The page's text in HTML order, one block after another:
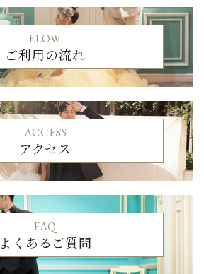
FLOW
ご利用の流れ
ACCESS
アクセス
FAQ
よくあるご質問